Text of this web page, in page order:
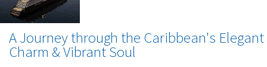
A Journey through the Caribbean's Elegant
Charm & Vibrant Soul